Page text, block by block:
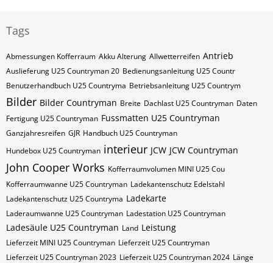
Tags
Abmessungen Kofferraum Akku Alterung Allwetterreifen Antrieb
Auslieferung U25 Countryman 20 Bedienungsanleitung U25 Countr
Benutzerhandbuch U25 Countryma Betriebsanleitung U25 Countrym
Bilder Bilder Countryman Breite Dachlast U25 Countryman Daten
Fertigung U25 Countryman Fussmatten U25 Countryman
Ganzjahresreifen GJR Handbuch U25 Countryman
Hundebox U25 Countryman interieur JCW JCW Countryman
John Cooper Works Kofferraumvolumen MINI U25 Cou
Kofferraumwanne U25 Countryman Ladekantenschutz Edelstahl
Ladekantenschutz U25 Countryma Ladekarte
Laderaumwanne U25 Countryman Ladestation U25 Countryman
Ladesäule U25 Countryman Land Leistung
Lieferzeit MINI U25 Countryman Lieferzeit U25 Countryman
Lieferzeit U25 Countryman 2023 Lieferzeit U25 Countryman 2024 Länge